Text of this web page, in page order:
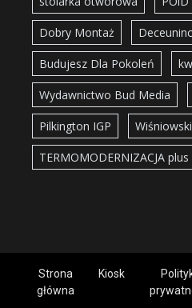
Dobry Montaż
Budujesz Dla Pokoleń
Wydawnictwo Bud Media
Pilkington IGP Wiśniowski
TERMOMODERNIZACJA
Strona
główna
Kiosk